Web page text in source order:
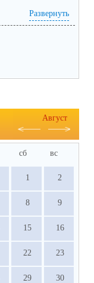
Развернуть
Август
сб вс
1 2
8 9
15 16
22 23
29 30